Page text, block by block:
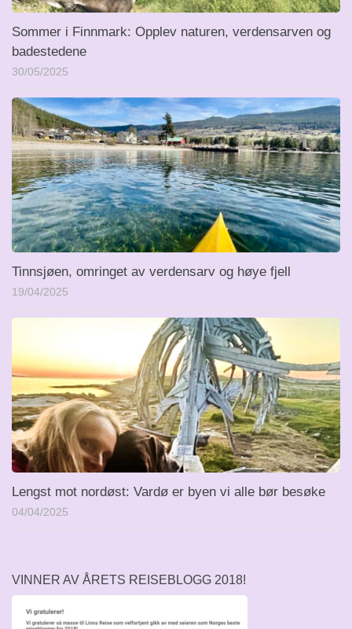
Sommer i Finnmark: Opplev naturen, verdensarven og
badestedene
30/05/2025
Tinnsjøen, omringet av verdensarv og høye fjell
19/04/2025
Lengst mot nordøst: Vardø er byen vi alle bør besøke
04/04/2025
VINNER AV ÅRETS REISEBLOGG 2018!